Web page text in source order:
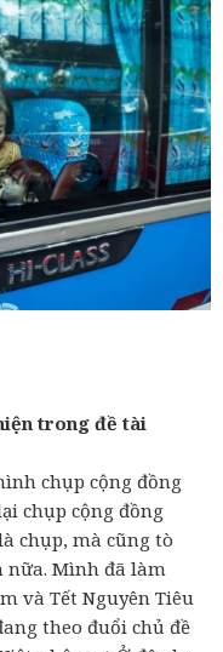
trong đề tài
chụp cộng đồng
chụp cộng đồng
chụp, mà cũng tò
nữa. Mình đã làm
và Tết Nguyên Tiêu
theo đuổi chủ đề